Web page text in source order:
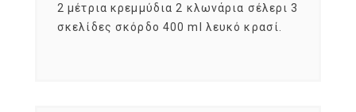
2 μέτρια κρεμμύδια 2 κλωνάρια σέλερι 3
σκελίδες σκόρδο 400 ml λευκό κρασί.